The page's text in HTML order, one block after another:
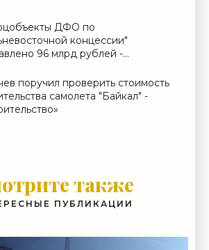
ДФО по
концессии"
96 млрд рублей -
поручил проверить стоимость
самолета "Байкал" -
также
ПУБЛИКАЦИИ